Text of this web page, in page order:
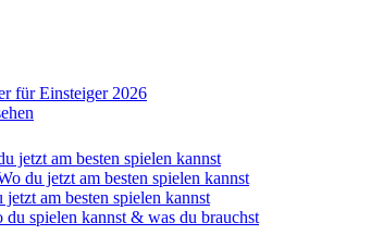
für Einsteiger 2026
jetzt am besten spielen kannst
du jetzt am besten spielen kannst
am besten spielen kannst
spielen kannst & was du brauchst